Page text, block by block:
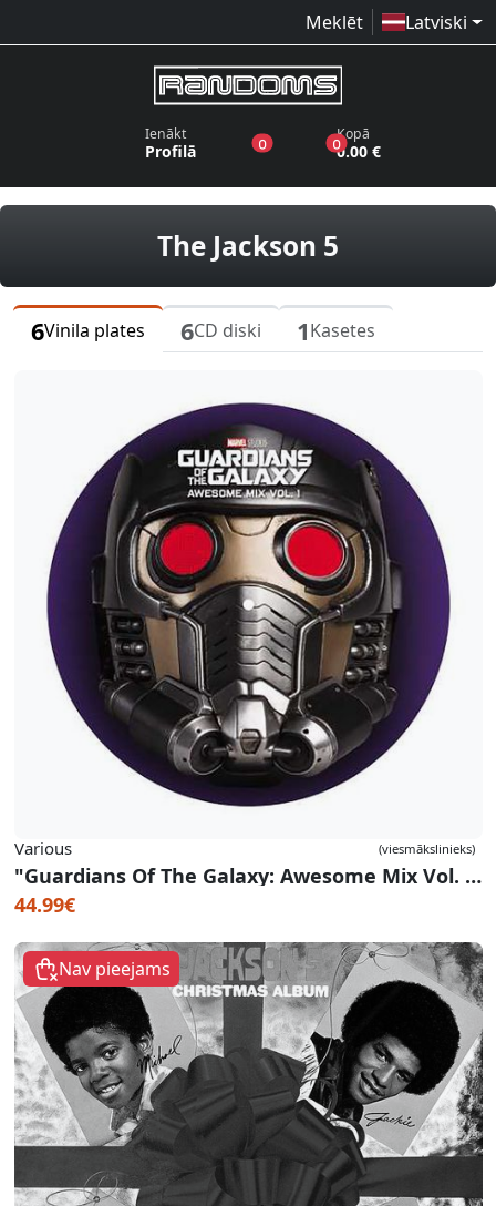
Meklēt Latviski
Ienākt
Profilā 0produkti vēlmju sarakstā
0produkti grozā
Kopā
0.00 €
The Jackson 5
6Vinila plates 6CD diski 1Kasetes
Various (viesmākslinieks)
"Guardians Of The Galaxy: Awesome Mix Vol. 1" OST (Picture Disc)
44.99€
Nav pieejams